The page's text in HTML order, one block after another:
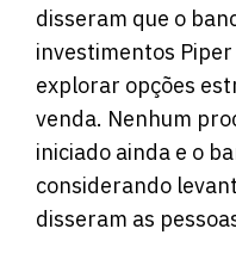
disseram que o
investimentos
explorar opções
venda. Nenhum
iniciado ainda e o
considerando
disseram as